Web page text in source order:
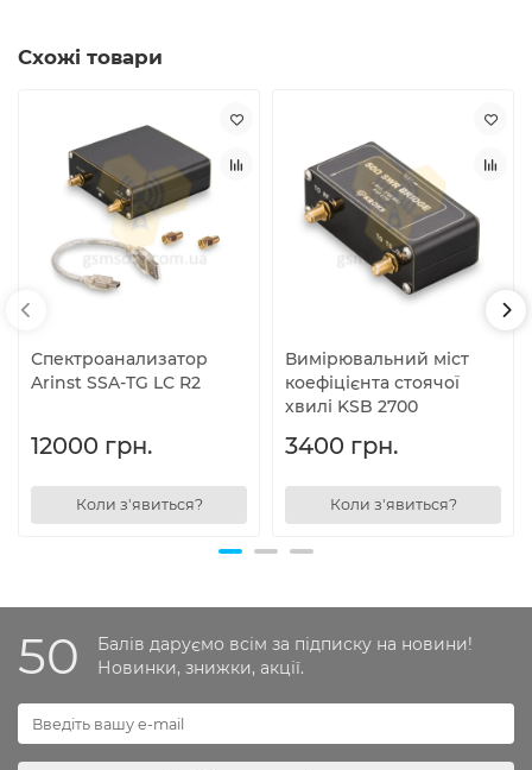
Схожі товари
Спектроанализатор
Arinst SSA-TG LC R2
12000 грн.
Коли з'явиться?
Вимірювальний міст
коефіцієнта стоячої
хвилі KSB 2700
3400 грн.
Коли з'явиться?
50
Балів даруємо всім за підписку на новини!
Новинки, знижки, акції.